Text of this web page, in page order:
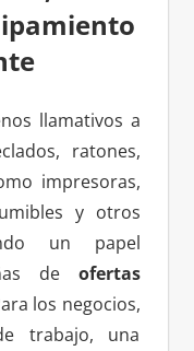
llamativos a
ratones,
impresoras,
y otros
un papel
deofertas
los negocios,
trabajo, una